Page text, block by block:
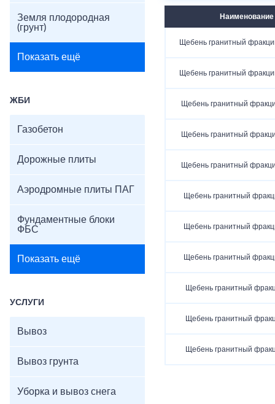
Земля плодородная
(грунт)
Показать ещё
ЖБИ
Газобетон
Дорожные плиты
Аэродромные плиты ПАГ
Фундаментные блоки
ФБС
Показать ещё
УСЛУГИ
Вывоз
Вывоз грунта
Уборка и вывоз снега
Наименование
Щебень гранитный
Щебень гранитный
Щебень гранитный
Щебень гранитный
Щебень гранитный
Щебень гранитный
Щебень гранитный
Щебень гранитный
Щебень гранитный
Щебень гранитный
Щебень гранитный